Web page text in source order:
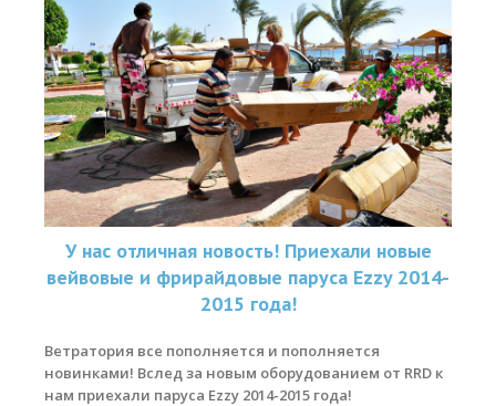
У нас отличная новость! Приехали новые
вейвовые и фрирайдовые паруса Ezzy 2014-
2015 года!
Ветратория все пополняется и пополняется
новинками! Вслед за новым оборудованием от RRD к
нам приехали паруса Ezzy 2014-2015 года!